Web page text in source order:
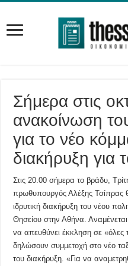
Σήμερα στις
ανακοίνωση
για το νέο
διακήρυξη για
Στις 20.00 σήμερα το βράδυ,
πρωθυπουργός Αλέξης Τσίπρας
ιδρυτική διακήρυξη του νέου
Θησείου στην Αθήνα.
να απευθύνει έκκληση σε «όλες
δηλώσουν συμμετοχή στο νέο
του διακήρυξη. «Για να